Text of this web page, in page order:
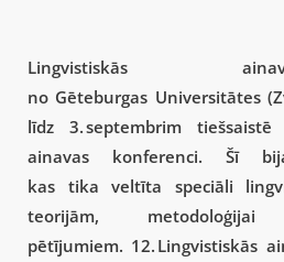
Lingvistiskās
no Gēteburgas Universitātes
līdz 3. septembrim tiešsaistē
ainavas konferenci. Šī
kas tika veltīta speciāli
teorijām,
pētījumiem. 12. Lingvistiskās